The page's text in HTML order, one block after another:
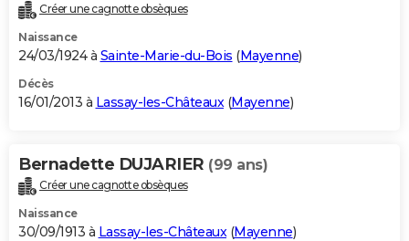
Créer une cagnotte obsèques
Naissance
24/03/1924 à Sainte-Marie-du-Bois (Mayenne)
Décès
16/01/2013 à Lassay-les-Châteaux(Mayenne)
Bernadette DUJARIER (99 ans)
Créer une cagnotte obsèques
Naissance
30/09/1913 à Lassay-les-Châteaux(Mayenne)